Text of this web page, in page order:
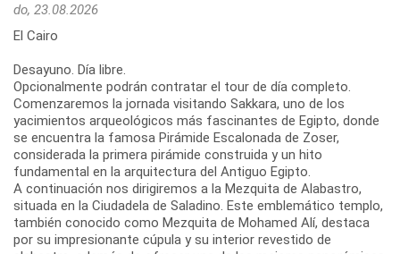
do, 23.08.2026
El Cairo
Desayuno. Día libre.
Opcionalmente podrán contratar el tour de día completo.
Comenzaremos la jornada visitando Sakkara, uno de los
yacimientos arqueológicos más fascinantes de Egipto, donde
se encuentra la famosa Pirámide Escalonada de Zoser,
considerada la primera pirámide construida y un hito
fundamental en la arquitectura del Antiguo Egipto.
A continuación nos dirigiremos a la Mezquita de Alabastro,
situada en la Ciudadela de Saladino. Este emblemático templo,
también conocido como Mezquita de Mohamed Alí, destaca
por su impresionante cúpula y su interior revestido de